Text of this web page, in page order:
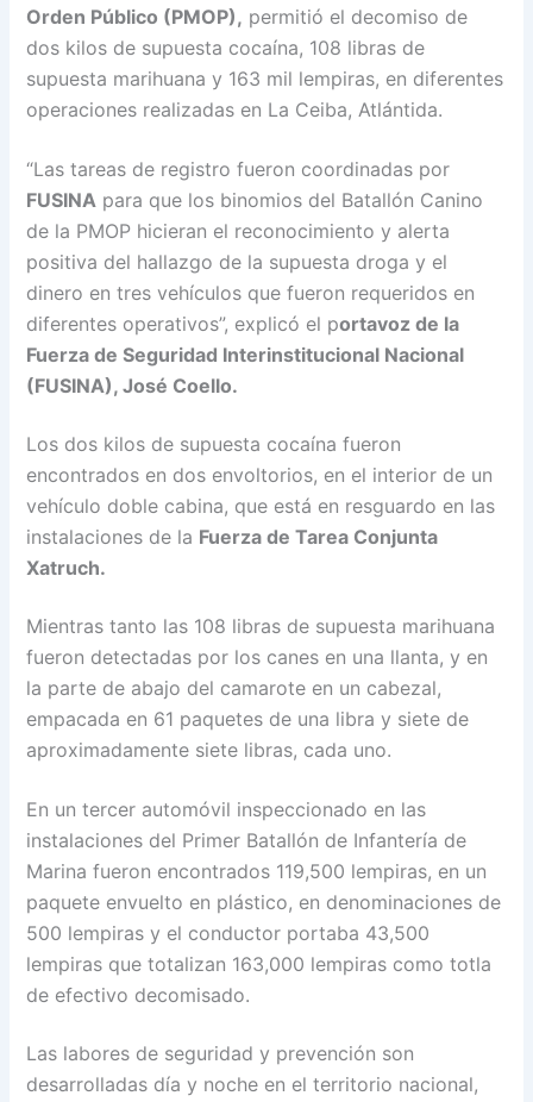
Orden Público (PMOP), permitió el decomiso de
dos kilos de supuesta cocaína, 108 libras de
supuesta marihuana y 163 mil lempiras, en diferentes
operaciones realizadas en La Ceiba, Atlántida.
“Las tareas de registro fueron coordinadas por
FUSINA para que los binomios del Batallón Canino
de la PMOP hicieran el reconocimiento y alerta
positiva del hallazgo de la supuesta droga y el
dinero en tres vehículos que fueron requeridos en
diferentes operativos”, explicó el portavoz de la
Fuerza de Seguridad Interinstitucional Nacional
(FUSINA), José Coello.
Los dos kilos de supuesta cocaína fueron
encontrados en dos envoltorios, en el interior de un
vehículo doble cabina, que está en resguardo en las
instalaciones de la Fuerza de Tarea Conjunta
Xatruch.
Mientras tanto las 108 libras de supuesta marihuana
fueron detectadas por los canes en una llanta, y en
la parte de abajo del camarote en un cabezal,
empacada en 61 paquetes de una libra y siete de
aproximadamente siete libras, cada uno.
En un tercer automóvil inspeccionado en las
instalaciones del Primer Batallón de Infantería de
Marina fueron encontrados 119,500 lempiras, en un
paquete envuelto en plástico, en denominaciones de
500 lempiras y el conductor portaba 43,500
lempiras que totalizan 163,000 lempiras como totla
de efectivo decomisado.
Las labores de seguridad y prevención son
desarrolladas día y noche en el territorio nacional,